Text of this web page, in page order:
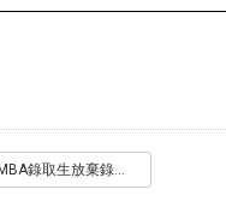
3.MBA錄取生放棄錄取資格聲明書_未報到者.pdf